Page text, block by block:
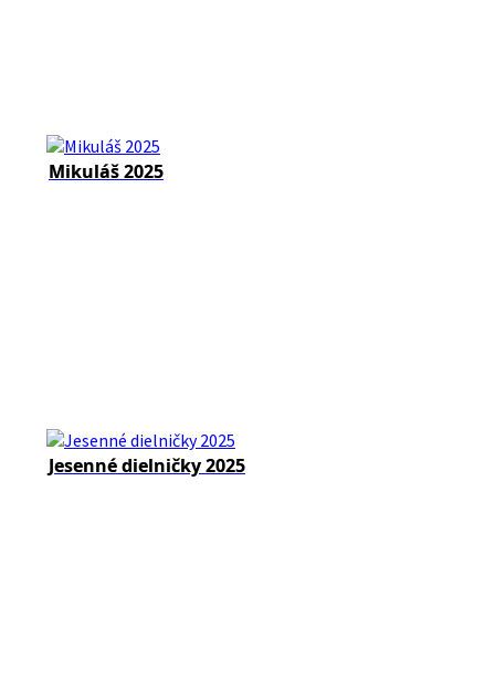
Mikuláš 2025
Jesenné dielničky 2025